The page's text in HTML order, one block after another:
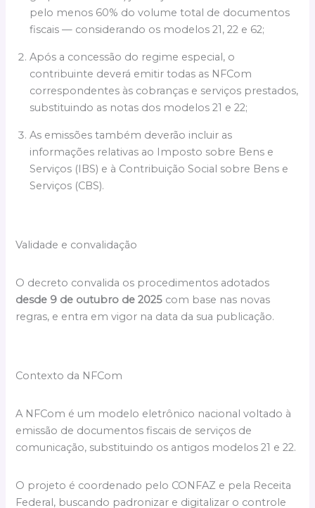
pelo menos 60% do volume total de documentos
fiscais — considerando os modelos 21, 22 e 62;
Após a concessão do regime especial, o
contribuinte deverá emitir todas as NFCom
correspondentes às cobranças e serviços prestados,
substituindo as notas dos modelos 21 e 22;
As emissões também deverão incluir as
informações relativas ao Imposto sobre Bens e
Serviços (IBS) e à Contribuição Social sobre Bens e
Serviços (CBS).
Validade e convalidação
O decreto convalida os procedimentos adotados
desde 9 de outubro de 2025 com base nas novas
regras, e entra em vigor na data da sua publicação.
Contexto da NFCom
A NFCom é um modelo eletrônico nacional voltado à
emissão de documentos fiscais de serviços de
comunicação, substituindo os antigos modelos 21 e 22.
O projeto é coordenado pelo CONFAZ e pela Receita
Federal, buscando padronizar e digitalizar o controle